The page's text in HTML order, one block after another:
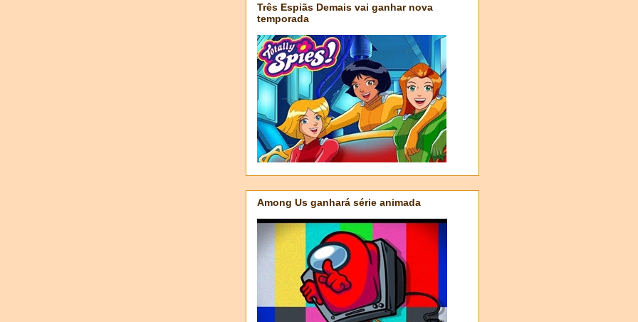
Três Espiãs Demais vai ganhar nova
temporada
Among Us ganhará série animada